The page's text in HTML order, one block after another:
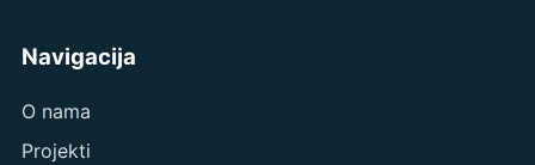
Navigacija
O nama
Projekti